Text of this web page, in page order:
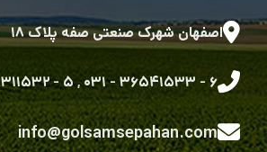
اصفهان شهرک صنعتی صفه پلاک ۱۸
۶ - ۳۶۵۴۱۵۳۳ - ۰۳۱ ,۵ - ۳۱۳۱۱۵۳۲ - ۰۳۱
info@golsamsepahan.com